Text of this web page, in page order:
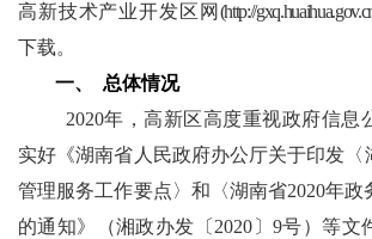
高新技术产业开发区网 (http://
下载。
一、
总体情况
2020年，高新区高度重视政府信息
实好《湖南省人民政府办公厅关于印发〈
管理服务工作要点〉和〈湖南省2020年政
的通知》（湘政办发〔2020〕9号）等文